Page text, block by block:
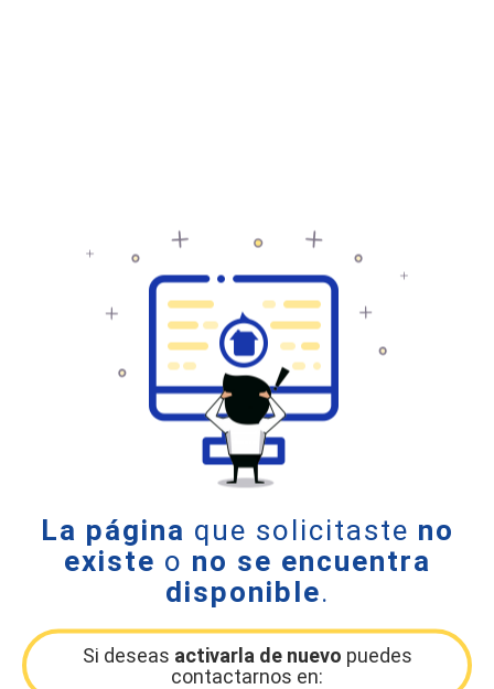
La página que solicitaste no
existe o no se encuentra
disponible.
Si deseas activarla de nuevo puedes
contactarnos en: